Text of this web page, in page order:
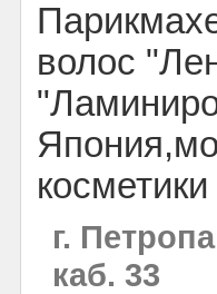
волос
г.
каб. 33